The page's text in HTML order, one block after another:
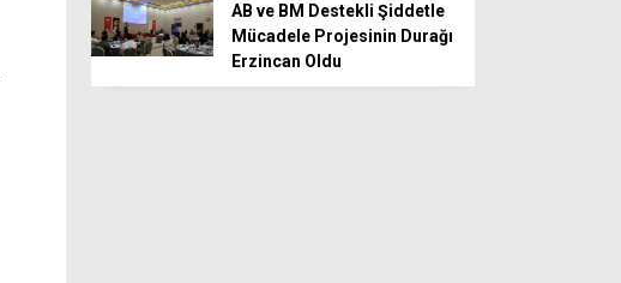
AB ve BM Destekli Şiddetle
Mücadele Projesinin Durağı
Erzincan Oldu